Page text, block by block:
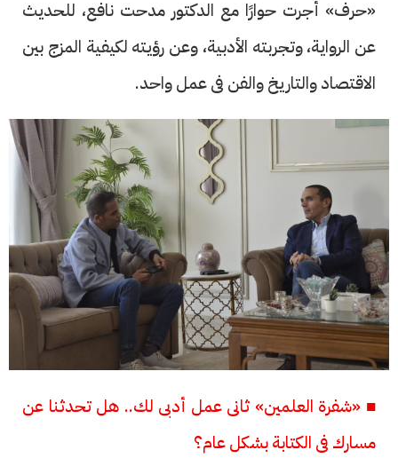
«حرف» أجرت حوارًا مع الدكتور مدحت نافع، للحديث
عن الرواية، وتجربته الأدبية، وعن رؤيته لكيفية المزج بين
الاقتصاد والتاريخ والفن فى عمل واحد.
■ «شفرة العلمين» ثانى عمل أدبى لك.. هل تحدثنا عن
مسارك فى الكتابة بشكل عام؟